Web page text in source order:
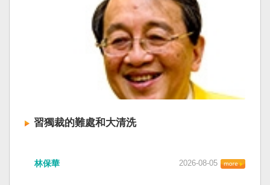
習獨裁的難處和大清洗
林保華 2026-08-05